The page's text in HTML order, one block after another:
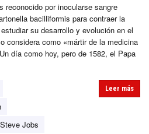
reconocido por inocularse sangre
bacilliformis para contraer la
su desarrollo y evolución en el
considera como «mártir de la medicina
día como hoy, pero de 1582, el Papa
Steve Jobs
Leer más